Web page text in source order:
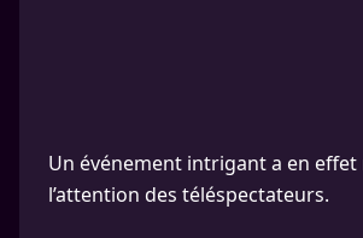
Un événement intrigant a en
l’attention des téléspectateurs.